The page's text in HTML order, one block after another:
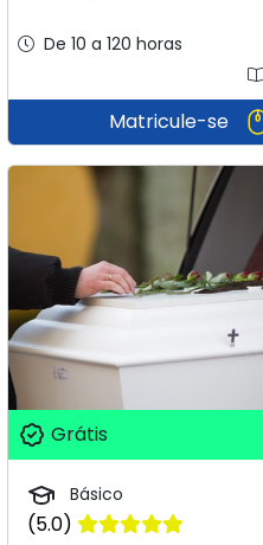
De 10 a 120 horas
Matricule-se
Grátis
Básico
(5.0)